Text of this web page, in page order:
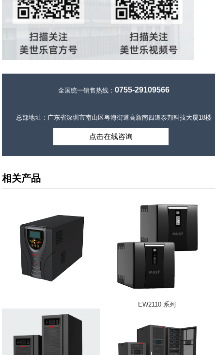
全国统一销售热线： 0755-29109566
总部地址：广东省深圳市南山区粤海街道高新南四道泰邦科技大厦18楼
点击在线咨询
相关产品
EW2110 系列